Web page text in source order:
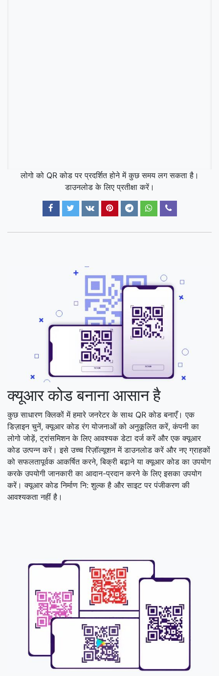
लोगो को QR कोड पर प्रदर्शित होने में कुछ समय लग सकता है।
डाउनलोड के लिए प्रतीक्षा करें।
क्यूआर कोड बनाना आसान है
कुछ साधारण क्लिकों में हमारे जनरेटर के साथ QR कोड बनाएँ। एक
डिज़ाइन चुनें, क्यूआर कोड रंग योजनाओं को अनुकूलित करें, कंपनी का
लोगो जोड़ें, ट्रांसमिशन के लिए आवश्यक डेटा दर्ज करें और एक क्यूआर
कोड उत्पन्न करें। इसे उच्च रिज़ॉल्यूशन में डाउनलोड करें और नए ग्राहकों
को सफलतापूर्वक आकर्षित करने, बिक्री बढ़ाने या क्यूआर कोड का उपयोग
करके उपयोगी जानकारी का आदान-प्रदान करने के लिए इसका उपयोग
करें। क्यूआर कोड निर्माण नि: शुल्क है और साइट पर पंजीकरण की
आवश्यकता नहीं है।